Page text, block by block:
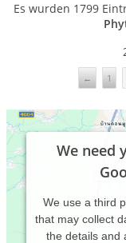
Es wurden 1799
← 1
We need
We use a third
that may collect
the details and